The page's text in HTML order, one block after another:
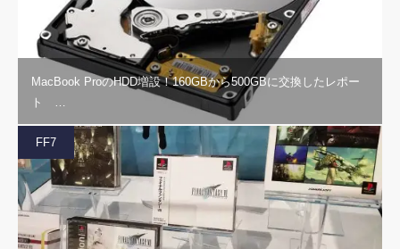
MacBook ProのHDD増設！160GBから500GBに交換したレポー
ト …
FF7